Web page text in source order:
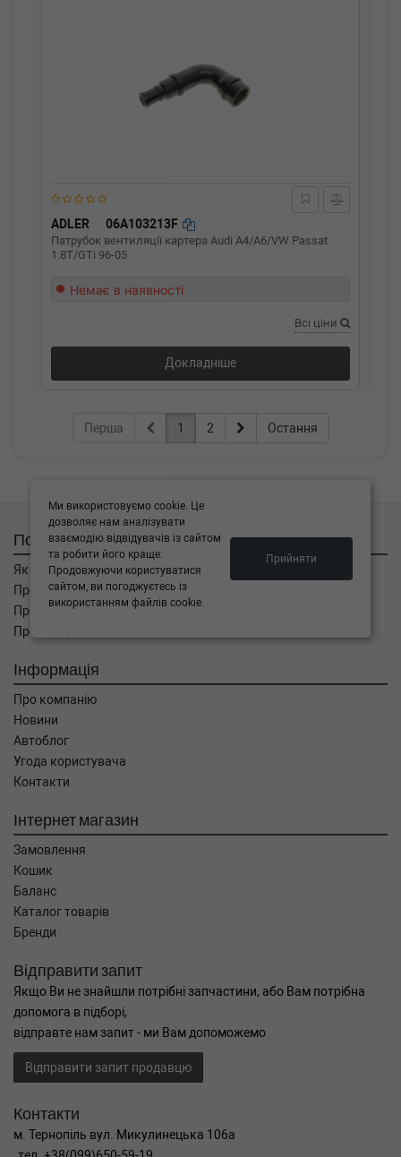
ADLER 06A103213F
Патрубок вентиляції картера Audi A4/A6/VW Passat
1.8T/GTi 96-05
Немає в наявності
Всі ціни
Докладніше
Перша 1 2 Остання
Покупцям
Як замовити
Про оплату
Про доставку
Про повернення
Інформація
Про компанію
Новини
Автоблог
Угода користувача
Контакти
Інтернет магазин
Замовлення
Кошик
Баланс
Каталог товарів
Бренди
Відправити запит
Якщо Ви не знайшли потрібні запчастини, або Вам потрібна
допомога в підборі,
відправте нам запит - ми Вам допоможемо
Відправити запит продавцю
Контакти
м. Тернопіль вул. Микулинецька 106а
Ми використовуємо cookie. Це
дозволяє нам аналізувати
взаємодію відвідувачів із сайтом
та робити його краще.
Продовжуючи користуватися
сайтом, ви погоджуєтесь із
використанням файлів cookie.
Прийняти